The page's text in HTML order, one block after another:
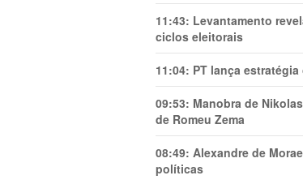
11:43: Levantamento
ciclos eleitorais
11:04: PT lança
09:53: Manobra de
de Romeu Zema
08:49: Alexandre de
políticas